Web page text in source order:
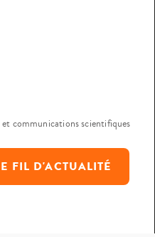
communications scientifiques
FIL D'ACTUALITÉ